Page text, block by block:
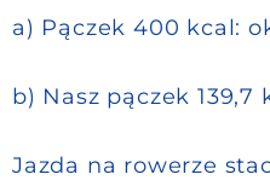
a) Pączek 400 kcal:
b) Nasz pączek 139,7
Jazda na rowerze